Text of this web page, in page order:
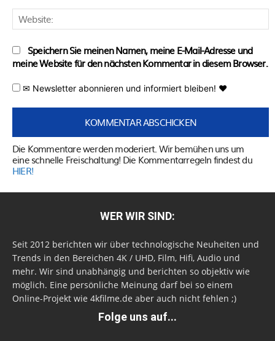
Speichern Sie meinen Namen, meine E-Mail-Adresse und
meine Website für den nächsten Kommentar in diesem Browser.
✉ Newsletter abonnieren und informiert bleiben! ♥
Die Kommentare werden moderiert. Wir bemühen uns um
eine schnelle Freischaltung! Die Kommentarregeln findest du
HIER!
WER WIR SIND:
Seit 2012 berichten wir über technologische Neuheiten und
Trends in den Bereichen 4K / UHD, Film, Hifi, Audio und
mehr. Wir sind unabhängig und berichten so objektiv wie
möglich. Eine persönliche Meinung darf bei so einem
Online-Projekt wie 4kfilme.de aber auch nicht fehlen ;)
Folge uns auf...